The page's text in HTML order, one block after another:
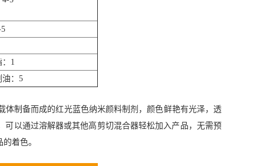
：1
油：5
制备而成的红光蓝色纳米颜料制剂，颜色鲜艳有光泽，透
以通过溶解器或其他高剪切混合器轻松加入产品，无需预
着色。